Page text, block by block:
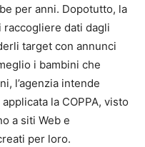
per anni. Dopotutto, la
raccogliere dati dagli
target con annunci
i bambini che
l’agenzia intende
la COPPA, visto
a siti Web e
per loro.